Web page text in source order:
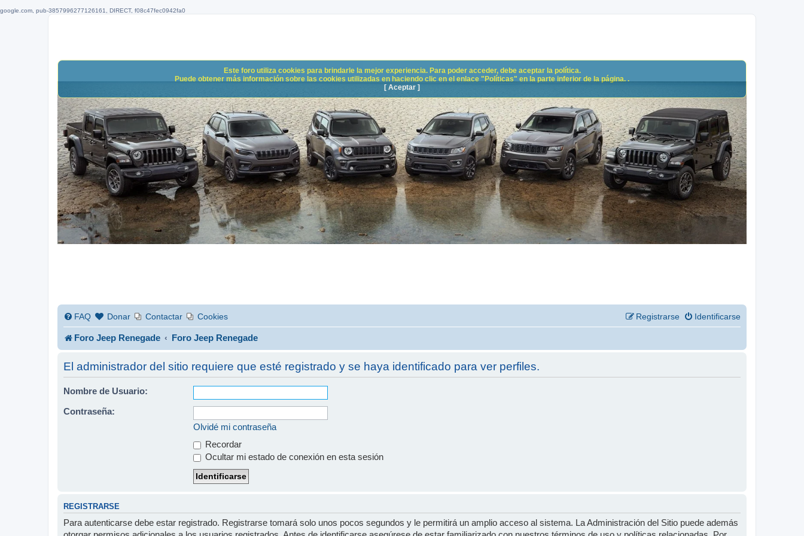
google.com, pub-3857996277126161, DIRECT, f08c47fec0942fa0
FAQ Donar Contactar Cookies Identificarse
Registrarse
Foro Jeep Renegade Foro Jeep Renegade
El administrador del sitio requiere que esté registrado y se haya identificado para ver perfiles.
Nombre de Usuario:
Contraseña:
Olvidé mi contraseña
Recordar
Ocultar mi estado de conexión en esta sesión
REGISTRARSE
Para autenticarse debe estar registrado. Registrarse tomará solo unos pocos segundos y le permitirá un amplio acceso al sistema. La Administración del Sitio puede además
Este foro utiliza cookies para brindarle la mejor experiencia. Para poder acceder, debe aceptar la política.
Puede obtener más información sobre las cookies utilizadas en haciendo clic en el enlace "Políticas" en la parte inferior de la página. .
[ Aceptar ]